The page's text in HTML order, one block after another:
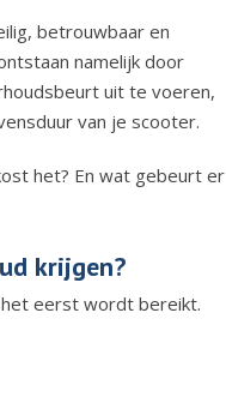
betrouwbaar en
namelijk door
uit te voeren,
van je scooter.
het? En wat gebeurt er
krijgen?
het eerst wordt bereikt.